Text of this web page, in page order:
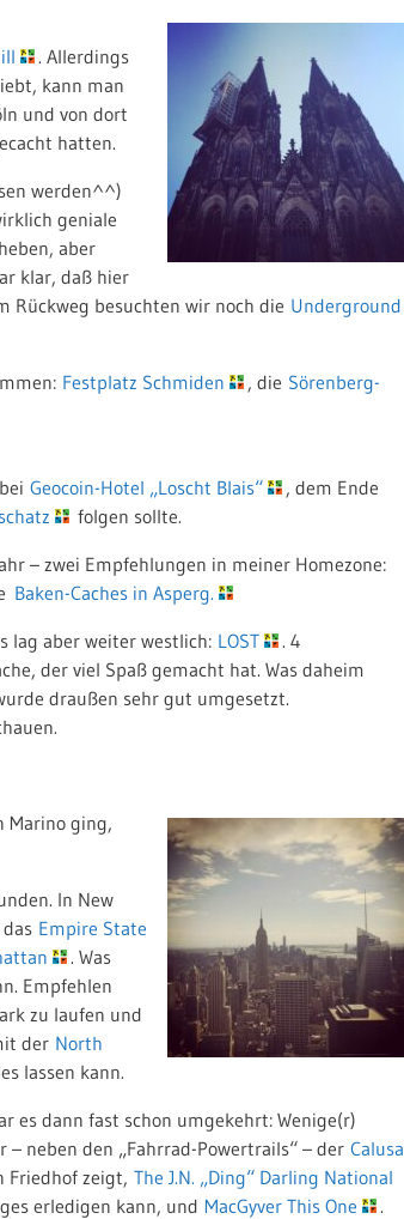
. Allerdings
kann man
und von dort
hatten.
werden^^)
geniale
aber
klar, daß hier
Rückweg besuchten wir noch die Underground
Festplatz Schmiden , die Sörenberg-
Geocoin-Hotel „Loscht Blais“
, dem Ende
folgen sollte.
– zwei Empfehlungen in meiner Homezone:
Baken-Caches in Asperg.
lag aber weiter westlich: LOST
. 4
der viel Spaß gemacht hat. Was daheim
draußen sehr gut umgesetzt.
Marino ging,
In New
Empire State
. Was
Empfehlen
zu laufen und
der North
lassen kann.
es dann fast schon umgekehrt: Wenige(r)
neben den „Fahrrad-Powertrails“ – der Calusa
Friedhof zeigt, The J.N. „Ding“ Darling National
erledigen kann, und MacGyver This One
.